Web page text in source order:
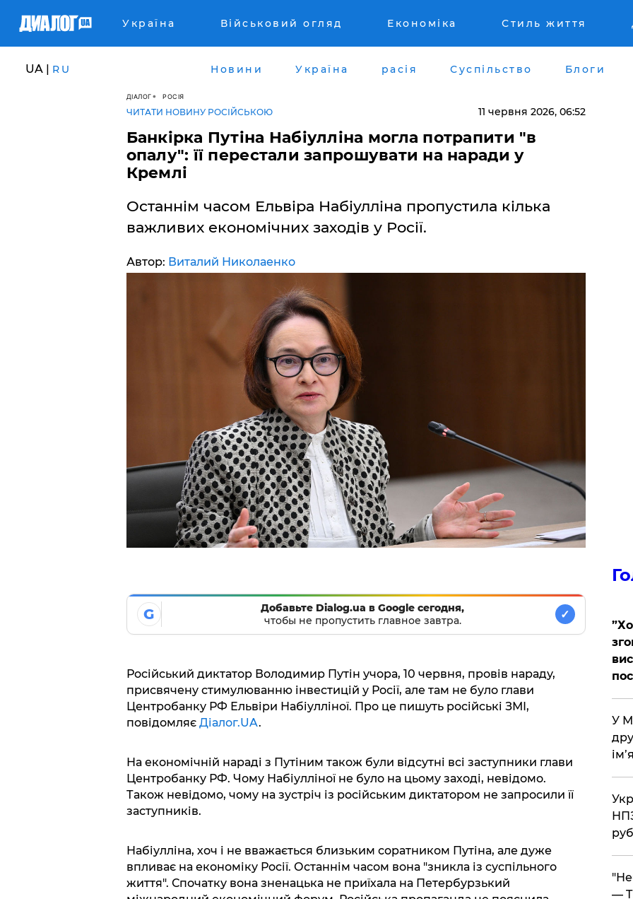
Україна Військовий огляд Економіка Стиль життя
UA | RU Новини Україна расія Суспільство Блоги
ДІАЛОГ РОСІЯ
ЧИТАТИ НОВИНУ РОСІЙСЬКОЮ 11 червня 2026, 06:52
Банкірка Путіна Набіулліна могла потрапити "в
опалу": її перестали запрошувати на наради у
Кремлі
Останнім часом Ельвіра Набіулліна пропустила кілька
важливих економічних заходів у Росії.
Автор: Виталий Николаенко
G
Добавьте Dialog.ua в Google сегодня,
чтобы не пропустить главное завтра.
✓
Російський диктатор Володимир Путін учора, 10 червня, провів нараду,
присвячену стимулюванню інвестицій у Росії, але там не було глави
Центробанку РФ Ельвіри Набіулліної. Про це пишуть російські ЗМІ,
повідомляєДіалог.UA.
На економічній нараді з Путіним також були відсутні всі заступники глави
Центробанку РФ. Чому Набіулліної не було на цьому заході, невідомо.
Також невідомо, чому на зустріч із російським диктатором не запросили її
заступників.
Набіулліна, хоч і не вважається близьким соратником Путіна, але дуже
впливає на економіку Росії. Останнім часом вона "зникла із суспільного
життя". Спочатку вона зненацька не приїхала на Петербурзький
​У
ім’я
—